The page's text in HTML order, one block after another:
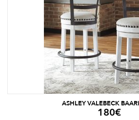
ASHLEY VALEBECK
180€